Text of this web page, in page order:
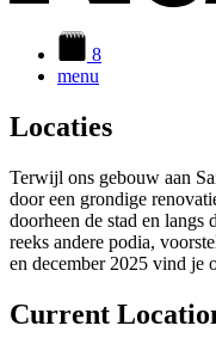
8
menu
Locaties
Terwijl ons gebouw aan
door een grondige
doorheen de stad en langs
reeks andere podia,
en december 2025 vind je
Current